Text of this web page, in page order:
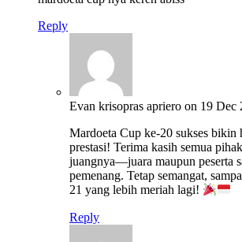
Reply
Evan krisopras apriero on 19 Dec
Mardoeta Cup ke-20 sukses bikin
prestasi! Terima kasih semua
juangnya—juara maupun peserta
pemenang. Tetap semangat,
21 yang lebih meriah lagi!
Reply